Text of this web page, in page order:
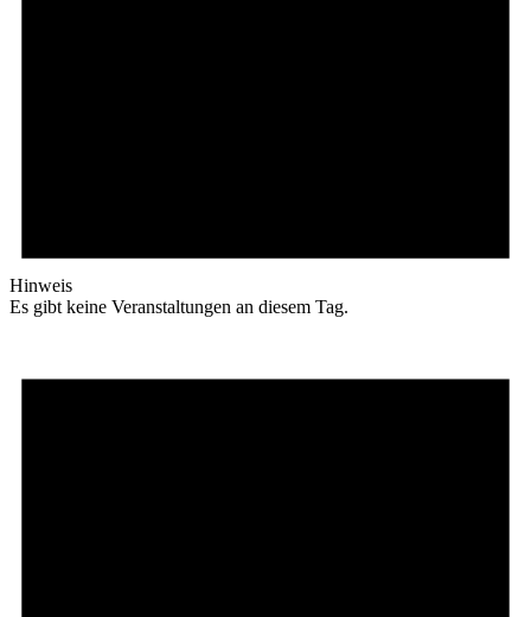
Hinweis
Es gibt keine Veranstaltungen an diesem Tag.